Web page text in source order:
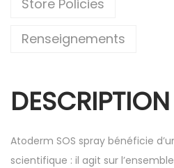
Store Policies
Renseignements
Atoderm SOS spray bénéficie
scientifique : il agit sur